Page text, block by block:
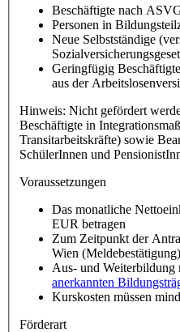
Beschäftigte nach
Personen in
Neue Selbstständige
Geringfügig
aus der
Hinweis: Nicht gefördert
Beschäftigte in
Transitarbeitskräfte) sowie
SchülerInnen und
Voraussetzungen
Das monatliche
EUR betragen
Zum Zeitpunkt der
Wien (Meldebestätigung)
Aus- und Weiterbildung
anerkannten
Kurskosten müssen
Förderart